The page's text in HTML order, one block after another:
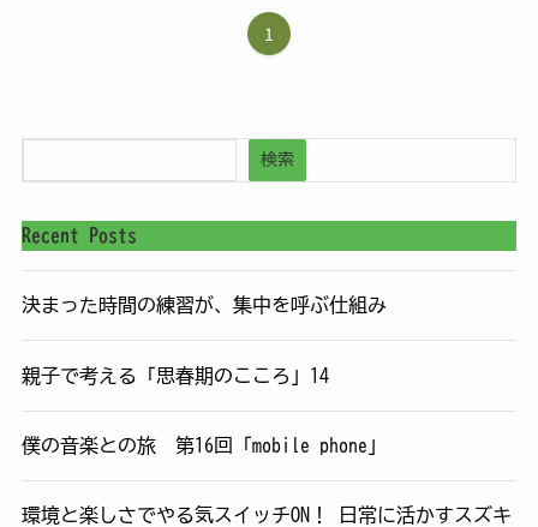
1
検索
Recent Posts
決まった時間の練習が、集中を呼ぶ仕組み
親子で考える「思春期のこころ」14
僕の音楽との旅 第16回「mobile phone」
環境と楽しさでやる気スイッチON！ 日常に活かすスズキ